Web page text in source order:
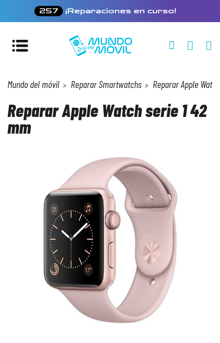
257 ¡Reparaciones en curso!
Mundo del móvil Reparar Smartwatchs Reparar Apple Watch
Reparar Apple Watch serie 1 42
mm